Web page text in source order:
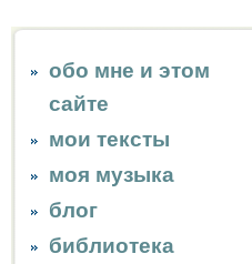
обо мне и этом
сайте
мои тексты
моя музыка
блог
библиотека